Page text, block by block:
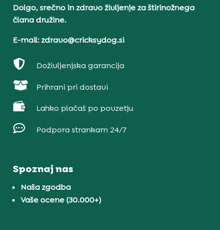
Dolgo, srečno in zdravo življenje za štirinožnega
člana družine.
E-mail: zdravo@cricksydog.si
 Doživljenjska garancija
 Prihrani pri dostavi
 Lahko plačaš po povzetju
 Podpora strankam 24/7
Spoznaj nas
Naša zgodba
Vaše ocene (30.000+)